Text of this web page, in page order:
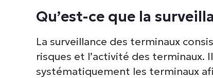
Qu’est-ce que la
La surveillance des terminaux
risques et l’activité des terminaux.
systématiquement les terminaux